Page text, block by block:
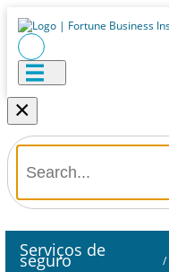
×
Serviços de
seguro /